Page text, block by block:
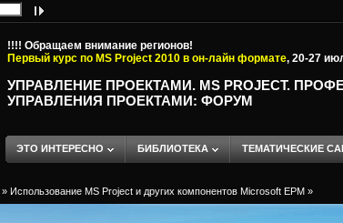
!!!! Обращаем внимание регионов!
Первый курс по MS Project 2010 в он-лайн формате, 20-27
УПРАВЛЕНИЕ ПРОЕКТАМИ. MS PROJECT.
УПРАВЛЕНИЯ ПРОЕКТАМИ: ФОРУМ
ЭТО ИНТЕРЕСНО БИБЛИОТЕКА ТЕМАТИЧЕСКИЕ
» Использование MS Project и других компонентов Microsoft EPM »